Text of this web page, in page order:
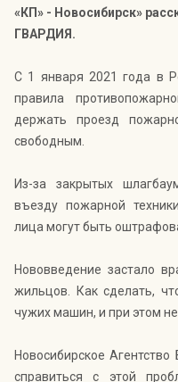
«КП» - Новосибирск»
ГВАРДИЯ.
С 1 января 2021 года в
правила
держать проезд
свободным.
Из-за закрытых
въезду пожарной
лица могут быть
Нововведение застало
жильцов. Как сделать,
чужих машин, и при этом
Новосибирское
справиться с этой